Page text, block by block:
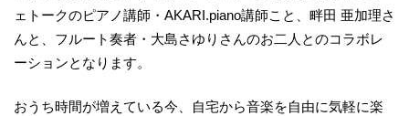
ェトークのピアノ講師・AKARI.piano講師こと、畔田 亜加理さ
んと、フルート奏者・大島さゆりさんのお二人とのコラボレ
ーションとなります。
おうち時間が増えている今、自宅から音楽を自由に気軽に楽